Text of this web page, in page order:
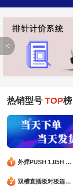
<
热销型号 TOP榜
外焊PUSH 1.85H TF-FLASH 9PIN MICRO SD CARD CONN自弹双压片
双槽直插板对板连接器0.8间距12P(2*6) 合高4.0H 公高1.0H 母高3.0H